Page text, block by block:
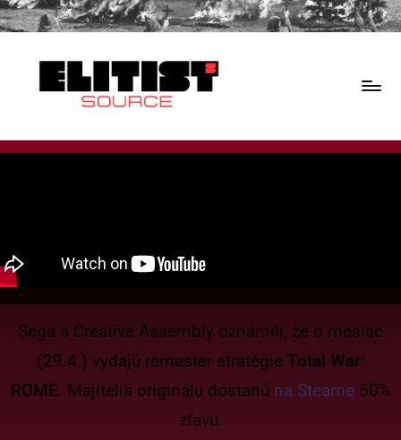
Sega a Creative Assembly oznámili, že o mesiac
(29.4.) vydajú remaster stratégie Total War:
ROME. Majitelia originálu dostanú na Steame 50%
zľavu.